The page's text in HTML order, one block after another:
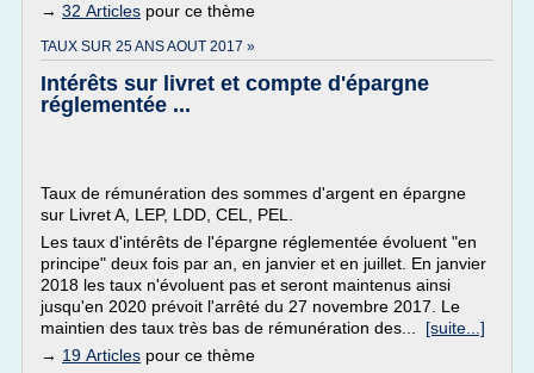
→ 32 Articles pour ce thème
TAUX SUR 25 ANS AOUT 2017 »
Intérêts sur livret et compte d'épargne
réglementée ...
Taux de rémunération des sommes d'argent en épargne
sur Livret A, LEP, LDD, CEL, PEL.
Les taux d'intérêts de l'épargne réglementée évoluent "en
principe" deux fois par an, en janvier et en juillet. En janvier
2018 les taux n'évoluent pas et seront maintenus ainsi
jusqu'en 2020 prévoit l'arrêté du 27 novembre 2017. Le
maintien des taux très bas de rémunération des... [suite...]
→ 19 Articles pour ce thème